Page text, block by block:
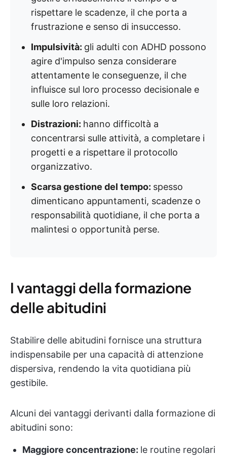
rispettare le scadenze, il che porta a
frustrazione e senso di insuccesso.
Impulsività: gli adulti con ADHD possono
agire d'impulso senza considerare
attentamente le conseguenze, il che
influisce sul loro processo decisionale e
sulle loro relazioni.
Distrazioni: hanno difficoltà a
concentrarsi sulle attività, a completare i
progetti e a rispettare il protocollo
organizzativo.
Scarsa gestione del tempo: spesso
dimenticano appuntamenti, scadenze o
responsabilità quotidiane, il che porta a
malintesi o opportunità perse.
I vantaggi della formazione
delle abitudini
Stabilire delle abitudini fornisce una struttura
indispensabile per una capacità di attenzione
dispersiva, rendendo la vita quotidiana più
gestibile.
Alcuni dei vantaggi derivanti dalla formazione di
abitudini sono:
Maggiore concentrazione: le routine regolari